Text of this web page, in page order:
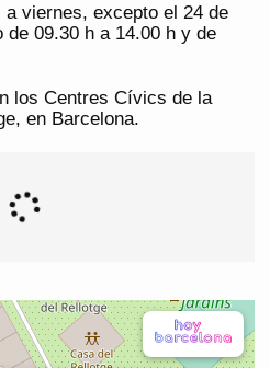
viernes, excepto el 24 de
09.30 h a 14.00 h y de
los Centres Cívics de la
en Barcelona.